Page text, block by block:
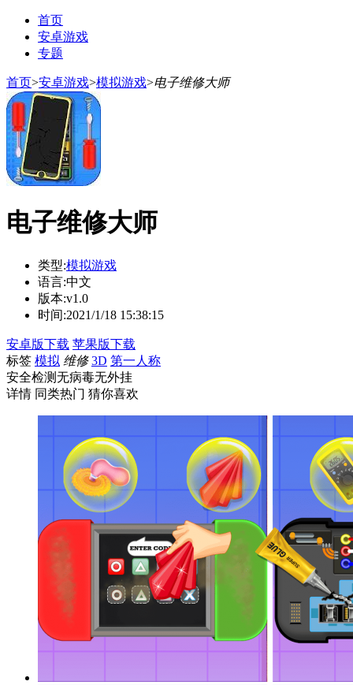
首页
安卓游戏
专题
首页>安卓游戏>模拟游戏>电子维修大师
电子维修大师
类型:模拟游戏
语言:中文
版本:v1.0
时间:2021/1/18 15:38:15
安卓版下载 苹果版下载
标签 模拟 维修 3D 第一人称
安全检测无病毒无外挂
详情 同类热门 猜你喜欢